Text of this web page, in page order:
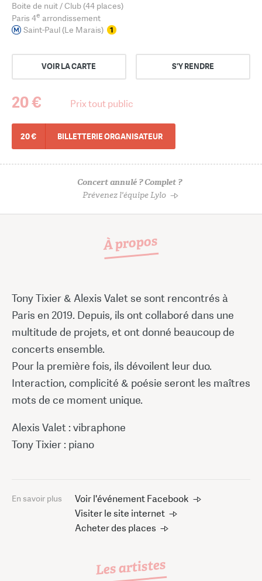
Boite de nuit / Club (44 places)
Paris 4e arrondissement
Saint-Paul (Le Marais)
VOIR LA CARTE S'Y RENDRE
20 € Prix tout public
20 € BILLETTERIE ORGANISATEUR
Concert annulé ? Complet ?
Prévenez l'équipe Lylo
À propos
Tony Tixier & Alexis Valet se sont rencontrés à
Paris en 2019. Depuis, ils ont collaboré dans une
multitude de projets, et ont donné beaucoup de
concerts ensemble.
Pour la première fois, ils dévoilent leur duo.
Interaction, complicité & poésie seront les maîtres
mots de ce moment unique.
Alexis Valet : vibraphone
Tony Tixier : piano
En savoir plus
Voir l'événement Facebook
Visiter le site internet
Acheter des places
Les artistes